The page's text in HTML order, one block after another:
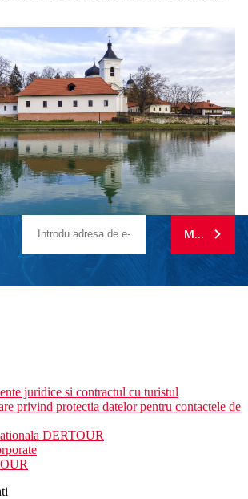
MA
juridice si contractul cu turistul
privind protectia datelor pentru contactele de
DERTOUR